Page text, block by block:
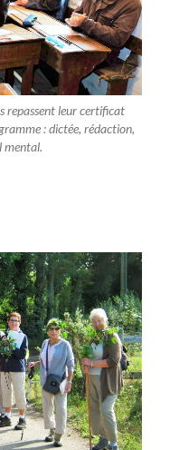
repassent leur certificat
: dictée, rédaction,
mental.